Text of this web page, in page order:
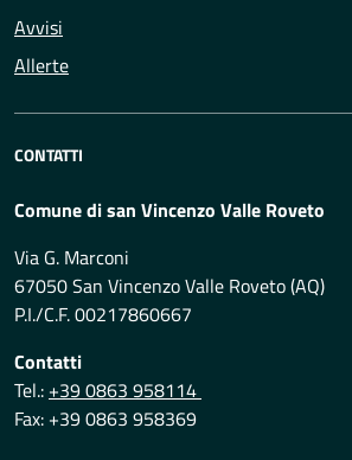
Avvisi
Allerte
CONTATTI
Comune di san Vincenzo Valle Roveto
Via G. Marconi
67050 San Vincenzo Valle Roveto (AQ)
P.I./C.F. 00217860667
Contatti
Tel.: +39 0863 958114
Fax: +39 0863 958369